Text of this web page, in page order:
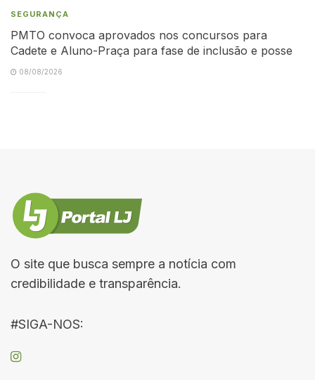
SEGURANÇA
PMTO convoca aprovados nos concursos para
Cadete e Aluno-Praça para fase de inclusão e posse
08/08/2026
O site que busca sempre a notícia com
credibilidade e transparência.
#SIGA-NOS: